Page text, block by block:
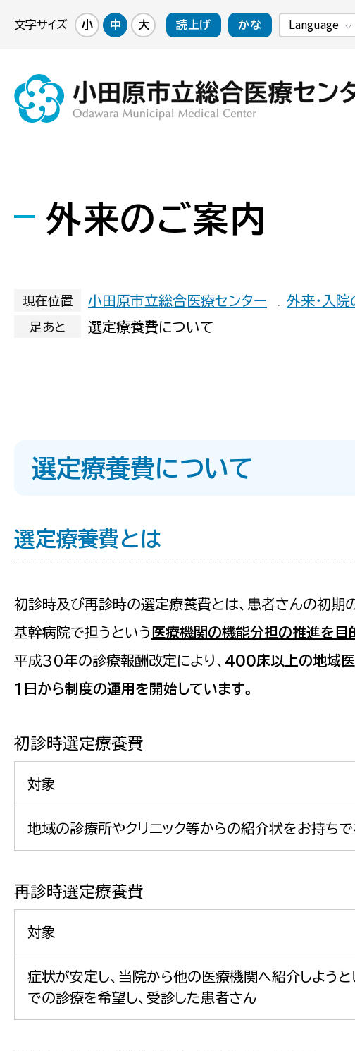
文字サイズ 小 中 大 読上げ かな Language
外来のご案内
現在位置 小田原市立総合医療センター 外来・入
足あと 選定療養費について
選定療養費について
選定療養費とは
初診時及び再診時の選定療養費とは、患者さんの初期
基幹病院で担うという 医療機関の機能分担の推進を目
平成30年の診療報酬改定により、 400床以上の地域医
1日から制度の運用を開始しています。
初診時選定療養費
対象
地域の診療所やクリニック等からの紹介状をお持ち
再診時選定療養費
対象
症状が安定し、当院から他の医療機関へ紹介しよう
での診療を希望し、受診した患者さん